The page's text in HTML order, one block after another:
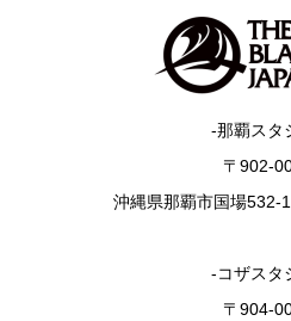
-那覇スタ
〒902-
沖縄県那覇市国場532-
-コザスタ
〒904-